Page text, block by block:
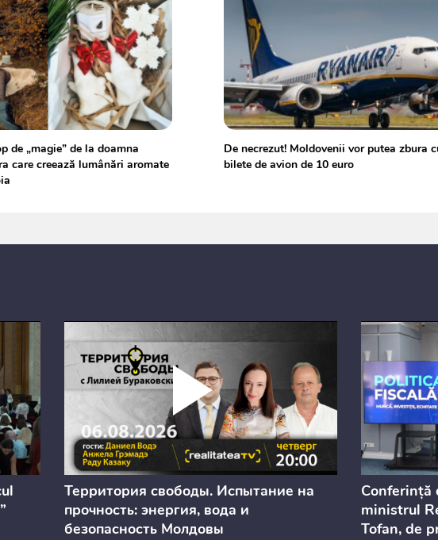
de „magie” de la doamna
care creează lumânări aromate
De necrezut! Moldovenii vor putea zbura
bilete de avion de 10 euro
Территория свободы. Испытание на
прочность: энергия, вода и
безопасность Молдовы
Conferință
ministrul
Tofan, de